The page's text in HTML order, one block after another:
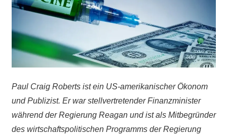
Paul Craig Roberts ist ein US-amerikanischer Ökonom
und Publizist. Er war stellvertretender Finanzminister
während der Regierung Reagan und ist als Mitbegründer
des wirtschaftspolitischen Programms der Regierung